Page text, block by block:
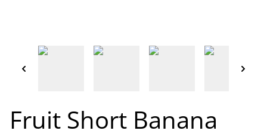
Fruit Short Banana